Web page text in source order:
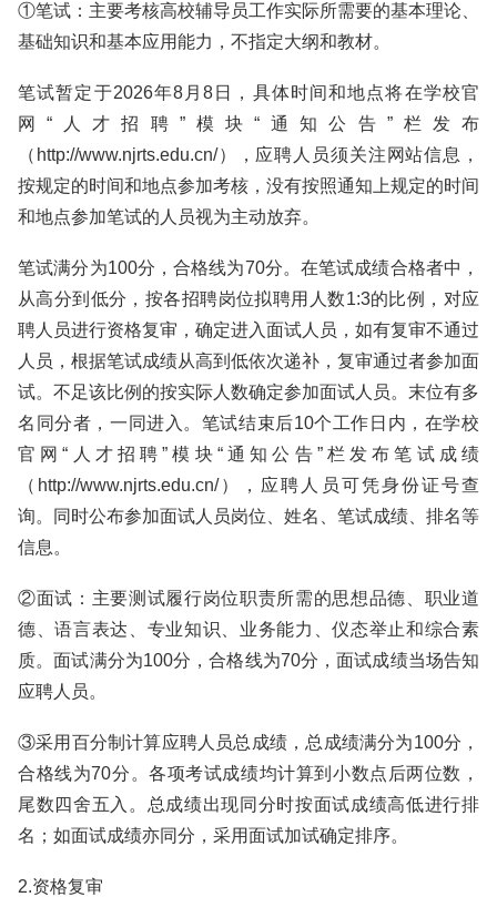
①笔试：主要考核高校辅导员工作实际所需要的基本理论、
基础知识和基本应用能力，不指定大纲和教材。
笔试暂定于2026年8月8日，具体时间和地点将在学校官
网“人才招聘”模块“通知公告”栏发布
（http://www.njrts.edu.cn/），应聘人员须关注网站信息，
按规定的时间和地点参加考核，没有按照通知上规定的时间
和地点参加笔试的人员视为主动放弃。
笔试满分为100分，合格线为70分。在笔试成绩合格者中，
从高分到低分，按各招聘岗位拟聘用人数1:3的比例，对应
聘人员进行资格复审，确定进入面试人员，如有复审不通过
人员，根据笔试成绩从高到低依次递补，复审通过者参加面
试。不足该比例的按实际人数确定参加面试人员。末位有多
名同分者，一同进入。笔试结束后10个工作日内，在学校
官网“人才招聘”模块“通知公告”栏发布笔试成绩
（http://www.njrts.edu.cn/），应聘人员可凭身份证号查
询。同时公布参加面试人员岗位、姓名、笔试成绩、排名等
信息。
②面试：主要测试履行岗位职责所需的思想品德、职业道
德、语言表达、专业知识、业务能力、仪态举止和综合素
质。面试满分为100分，合格线为70分，面试成绩当场告知
应聘人员。
③采用百分制计算应聘人员总成绩，总成绩满分为100分，
合格线为70分。各项考试成绩均计算到小数点后两位数，
尾数四舍五入。总成绩出现同分时按面试成绩高低进行排
名；如面试成绩亦同分，采用面试加试确定排序。
2.资格复审